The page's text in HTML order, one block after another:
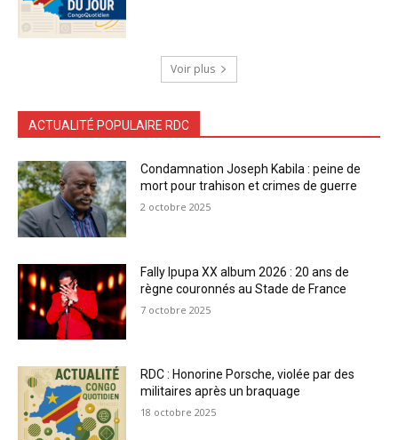
Voir plus
ACTUALITÉ POPULAIRE RDC
Condamnation Joseph Kabila : peine de
mort pour trahison et crimes de guerre
2 octobre 2025
Fally Ipupa XX album 2026 : 20 ans de
règne couronnés au Stade de France
7 octobre 2025
RDC : Honorine Porsche, violée par des
militaires après un braquage
18 octobre 2025